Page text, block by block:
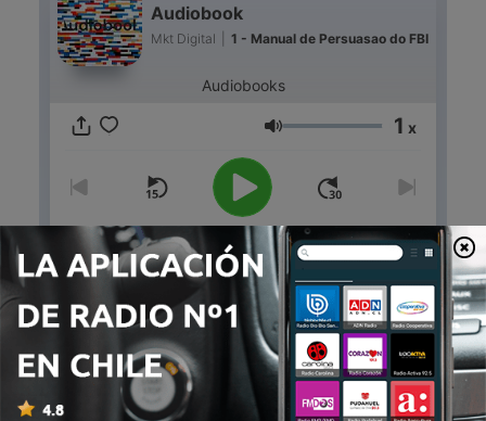
Audiobook
Mkt Digital 1 - Manual de Persuasao do FBI
Audiobooks
Volumen 1 x
00:00 00:00
Episodios
1 - Manual de Persuasao do FBI
25 mar. 2021